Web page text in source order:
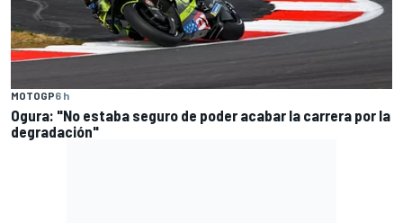
MOTOGP6 h
Ogura: "No estaba seguro de poder acabar la carrera por la
degradación"